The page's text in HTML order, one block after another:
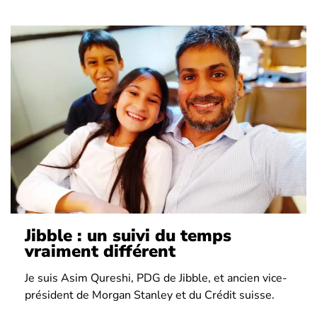
Jibble : un suivi du temps
vraiment différent
Je suis Asim Qureshi, PDG de Jibble, et ancien vice-
président de Morgan Stanley et du Crédit suisse.